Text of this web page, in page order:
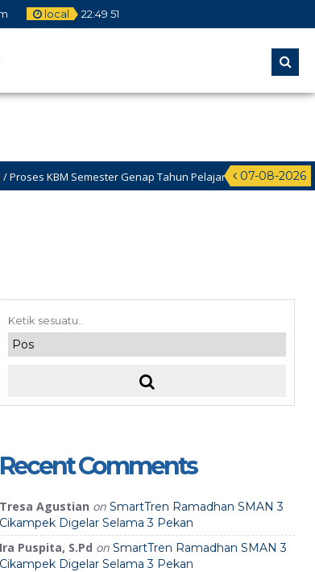
local 22:49 51
07-08-2026
KBM Semester Genap Tahun Pelajaran 2025/2026 dimulai tgl
Recent Comments
Tresa Agustian on SmartTren Ramadhan SMAN 3
Cikampek Digelar Selama 3 Pekan
Ira Puspita, S.Pd on SmartTren Ramadhan SMAN 3
Cikampek Digelar Selama 3 Pekan